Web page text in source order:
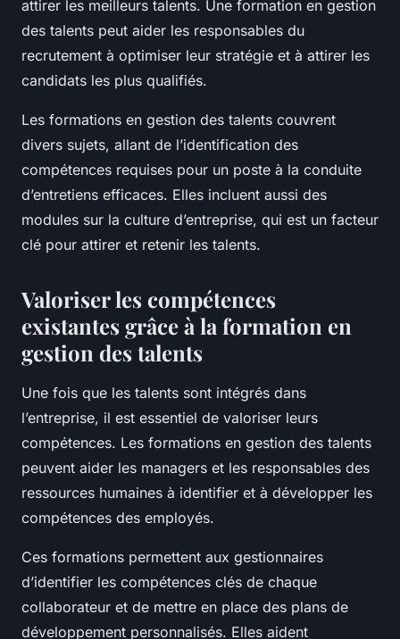
attirer les meilleurs talents. Une formation en gestion
des talents peut aider les responsables du
recrutement à optimiser leur stratégie et à attirer les
candidats les plus qualifiés.
Les formations en gestion des talents couvrent
divers sujets, allant de l’identification des
compétences requises pour un poste à la conduite
d’entretiens efficaces. Elles incluent aussi des
modules sur la culture d’entreprise, qui est un facteur
clé pour attirer et retenir les talents.
Valoriser les compétences
existantes grâce à la formation en
gestion des talents
Une fois que les talents sont intégrés dans
l’entreprise, il est essentiel de valoriser leurs
compétences. Les formations en gestion des talents
peuvent aider les managers et les responsables des
ressources humaines à identifier et à développer les
compétences des employés.
Ces formations permettent aux gestionnaires
d’identifier les compétences clés de chaque
collaborateur et de mettre en place des plans de
développement personnalisés. Elles aident